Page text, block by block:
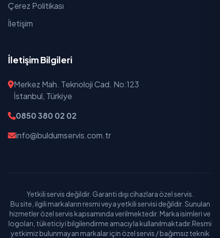
Çerez Politikası
İletişim
İletişim Bilgileri
Merkez Mah. Teknoloji Cad. No:123
İstanbul, Türkiye
0850 380 02 02
info@buldumservis.com.tr
Yetkili servis değildir. Garanti dışı cihazlara özel servis.
Bu site, ilgili markaların resmi veya yetkili servisi değildir. Sunulan
hizmetler özel servis kapsamında verilmektedir. Marka isimleri ve
logoları, tüketiciyi bilgilendirme amacıyla kullanılmaktadır.Resmi
yetkimiz bulunmayan markalar için özel servis / bağımsız teknik